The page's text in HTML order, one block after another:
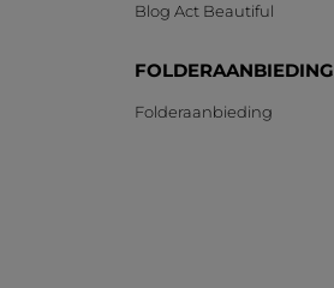
Blog Act Beautiful
FOLDERAANBIEDING
Folderaanbieding